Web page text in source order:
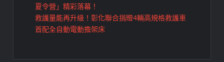
夏令營」精彩落幕！
救護量能再升級！彰化聯合捐贈4輛高規格救護車
首配全自動電動擔架床